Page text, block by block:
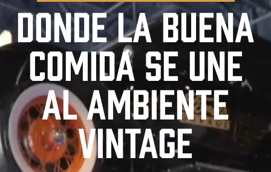
DONDE LA BUENA
COMIDA SE UNE
AL AMBIENTE
VINTAGE